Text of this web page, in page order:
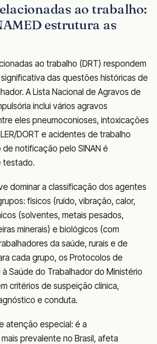
ao trabalho:
estrutura as
ao trabalho (DRT) respondem
das questões históricas de
A Lista Nacional de Agravos de
inclui vários agravos
eles pneumoconioses, intoxicações
DORT e acidentes de trabalho
notificação pelo SINAN é
testado.
dominar a classificação dos agentes
físicos (ruído, vibração, calor,
(solventes, metais pesados,
minerais) e biológicos (com
da saúde, rurais e de
cada grupo, os Protocolos de
Saúde do Trabalhador do Ministério
critérios de suspeição clínica,
e conduta.
atenção especial: é a
prevalente no Brasil, afeta